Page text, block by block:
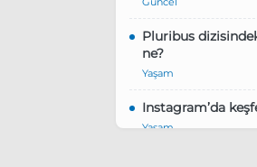
Pluribus
ne?
Yaşam
Instagram’da
Yaşam